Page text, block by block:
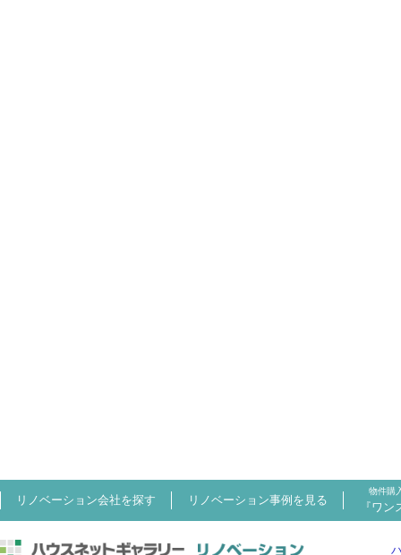
リノベーション会社を探す リノベーション事例を見る
物件購
『ワ